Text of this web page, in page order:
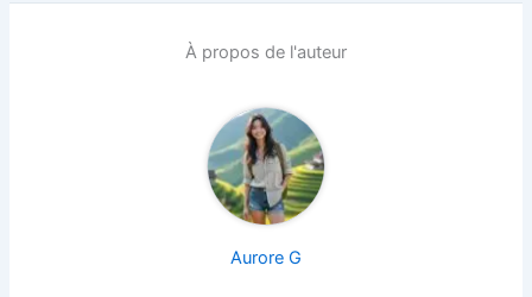
À propos de l'auteur
Aurore G